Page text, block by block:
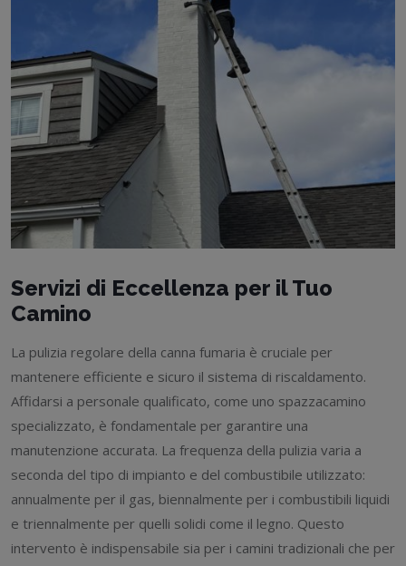
Servizi di Eccellenza per il Tuo
Camino
La pulizia regolare della canna fumaria è cruciale per
mantenere efficiente e sicuro il sistema di riscaldamento.
Affidarsi a personale qualificato, come uno spazzacamino
specializzato, è fondamentale per garantire una
manutenzione accurata. La frequenza della pulizia varia a
seconda del tipo di impianto e del combustibile utilizzato:
annualmente per il gas, biennalmente per i combustibili liquidi
e triennalmente per quelli solidi come il legno. Questo
intervento è indispensabile sia per i camini tradizionali che per